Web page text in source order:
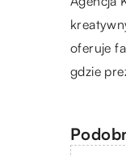
oferuje
gdzie